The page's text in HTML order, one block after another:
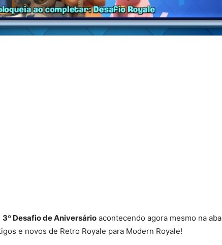
3º Desafio de Aniversário acontecendo agora mesmo na aba
e novos de Retro Royale para Modern Royale!